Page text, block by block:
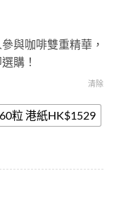
與咖啡雙重精華，
購！
粒 港紙HK$1529
清除